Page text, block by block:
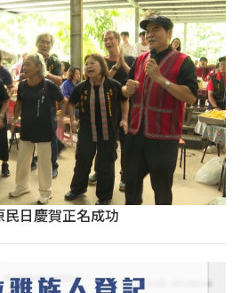
日慶賀正名成功